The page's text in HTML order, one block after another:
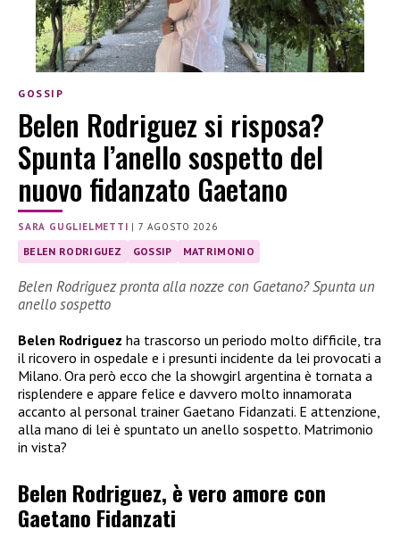
GOSSIP
Belen Rodriguez si risposa?
Spunta l’anello sospetto del
nuovo fidanzato Gaetano
SARA GUGLIELMETTI |7 AGOSTO 2026
BELEN RODRIGUEZ GOSSIP MATRIMONIO
Belen Rodriguez pronta alla nozze con Gaetano? Spunta un
anello sospetto
Belen Rodriguez ha trascorso un periodo molto difficile, tra
il ricovero in ospedale e i presunti incidente da lei provocati a
Milano. Ora però ecco che la showgirl argentina è tornata a
risplendere e appare felice e davvero molto innamorata
accanto al personal trainer Gaetano Fidanzati. E attenzione,
alla mano di lei è spuntato un anello sospetto. Matrimonio
in vista?
Belen Rodriguez, è vero amore con
Gaetano Fidanzati